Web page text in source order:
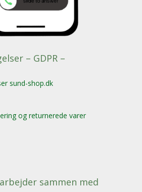
– GDPR –
sund-shop.dk
og returnerede varer
sammen med